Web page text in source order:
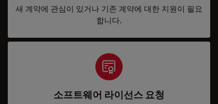
새 계약에 관심이 있거나 기존 계약에 대한 지원이 필요
합니다.
소프트웨어 라이선스 요청